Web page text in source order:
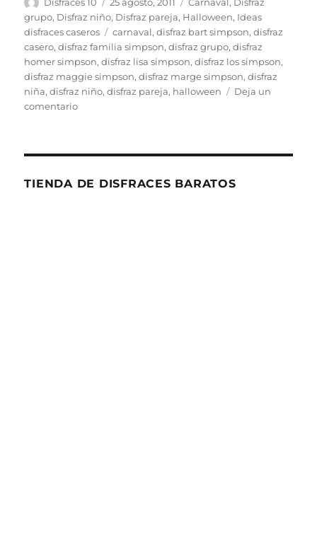
el
grupo, Disfraz niño, Disfraz pareja, Halloween, Ideas
disfraces caseros
Etiquetas
carnaval,disfraz bart simpson,disfraz
casero,disfraz familia simpson,disfraz grupo,disfraz
homer simpson,disfraz lisa simpson,disfraz los simpson,
disfraz maggie simpson,disfraz marge simpson,disfraz
niña,disfraz niño,disfraz pareja, halloween
Deja un
comentarioen
Simpson
TIENDA DE DISFRACES BARATOS